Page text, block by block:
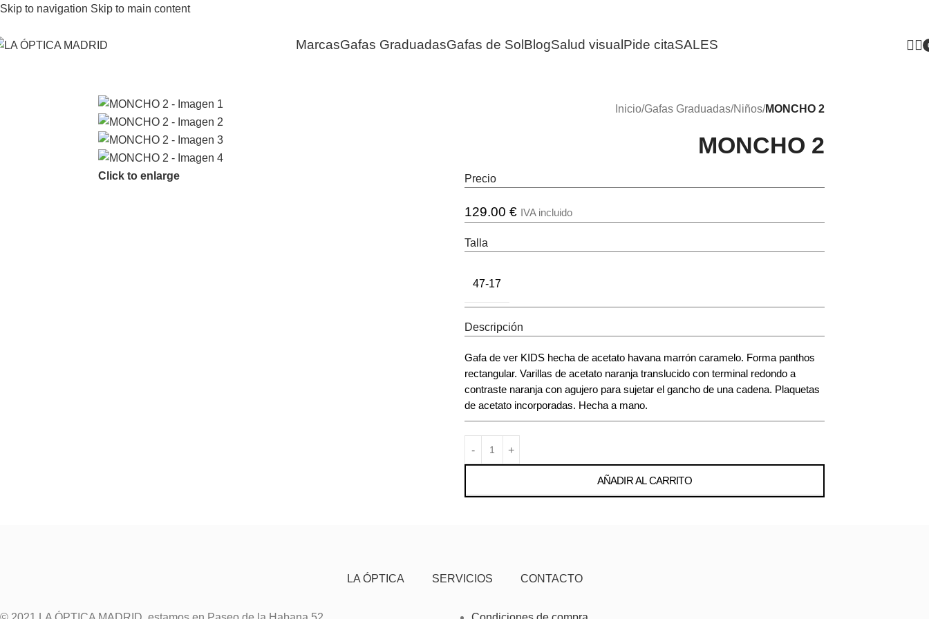
Skip to navigation Skip to main content
MarcasGafas GraduadasGafas de Sol BlogSalud visual Pide citaSALES
Click to enlarge
Inicio/Gafas Graduadas/Niños/MONCHO 2
MONCHO 2
Precio
129.00 € IVA incluido
Talla
47-17
Descripción
Gafa de ver KIDS hecha de acetato havana marrón caramelo. Forma panthos
rectangular. Varillas de acetato naranja translucido con terminal redondo a
contraste naranja con agujero para sujetar el gancho de una cadena. Plaquetas
de acetato incorporadas. Hecha a mano.
AÑADIR AL CARRITO
LA ÓPTICA SERVICIOS CONTACTO